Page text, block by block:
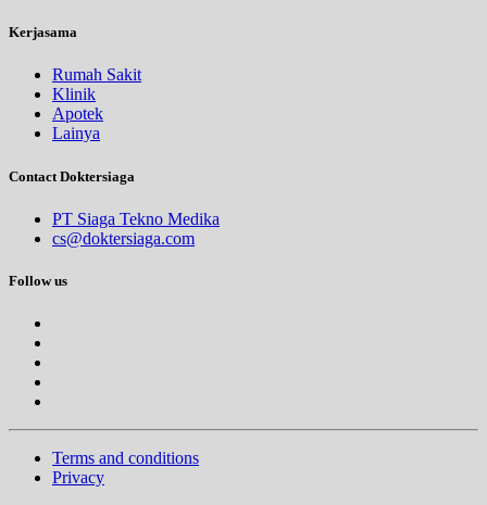
Kerjasama
Rumah Sakit
Klinik
Apotek
Lainya
Contact Doktersiaga
PT Siaga Tekno Medika
cs@doktersiaga.com
Follow us
Terms and conditions
Privacy